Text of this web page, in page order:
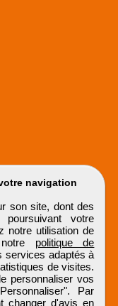
navigation
son site, dont des
votre
notre utilisation de
politique de
adaptés à
de visites.
personnaliser vos
Par
changer d'avis en